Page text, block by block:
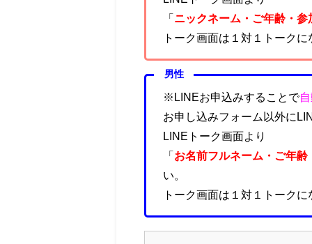
「 ニックネーム・ご年齢・
トーク画面は１対１トーク
男性
※LINEお申込みすることで
お申し込みフォーム以外に
LINEトーク画面より
「 お名前フルネーム ・ご年
い。
トーク画面は１対１トーク